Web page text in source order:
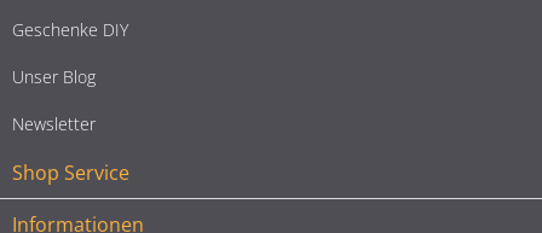
Geschenke DIY
Unser Blog
Newsletter
Shop Service
Informationen